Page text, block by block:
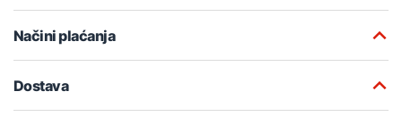
Načini plaćanja
Dostava